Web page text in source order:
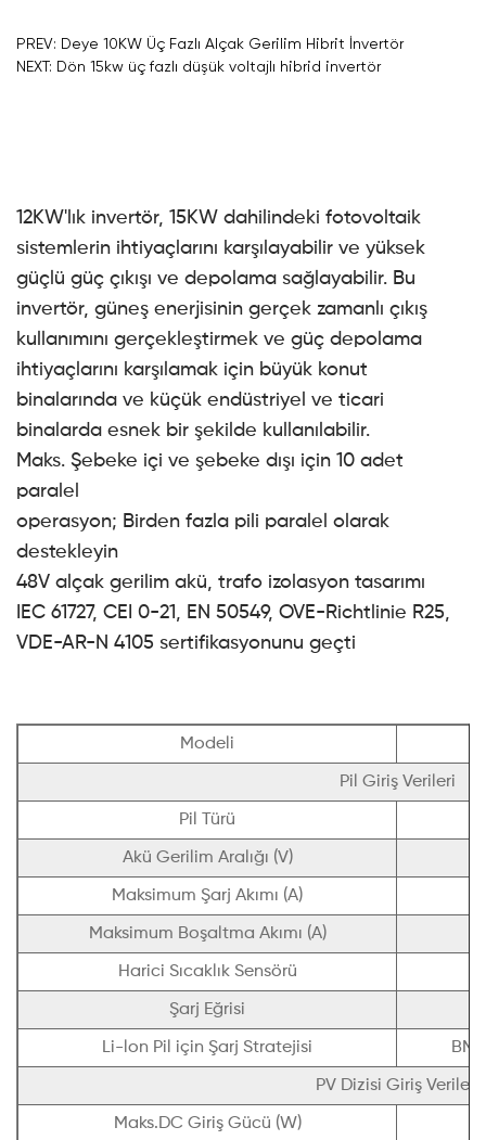
PREV: Deye 10KW Üç Fazlı Alçak Gerilim Hibrit İnvertör
NEXT: Dön 15kw üç fazlı düşük voltajlı hibrid invertör
12KW'lık invertör, 15KW dahilindeki fotovoltaik
sistemlerin ihtiyaçlarını karşılayabilir ve yüksek
güçlü güç çıkışı ve depolama sağlayabilir. Bu
invertör, güneş enerjisinin gerçek zamanlı çıkış
kullanımını gerçekleştirmek ve güç depolama
ihtiyaçlarını karşılamak için büyük konut
binalarında ve küçük endüstriyel ve ticari
binalarda esnek bir şekilde kullanılabilir.
Maks. Şebeke içi ve şebeke dışı için 10 adet
paralel
operasyon; Birden fazla pili paralel olarak
destekleyin
48V alçak gerilim akü, trafo izolasyon tasarımı
IEC 61727, CEI 0-21, EN 50549, OVE-Richtlinie R25,
VDE-AR-N 4105 sertifikasyonunu geçti
Modeli
Pil Giriş Verileri
Pil Türü
Akü Gerilim Aralığı (V)
Maksimum Şarj Akımı (A)
Maksimum Boşaltma Akımı (A)
Harici Sıcaklık Sensörü
Şarj Eğrisi
Li-lon Pil için Şarj Stratejisi
PV Dizisi Giriş Verileri
Maks.DC Giriş Gücü (W)